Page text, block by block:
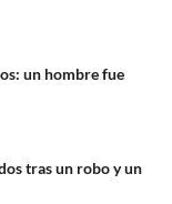
un hombre fue
tras un robo y un